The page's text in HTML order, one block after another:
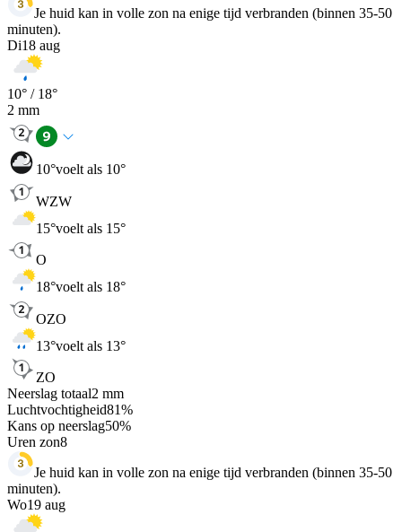
Je huid kan in volle zon na enige tijd verbranden (binnen 35-50
minuten).
Di18 aug
10° / 18°
2 mm
10°voelt als 10°
WZW
15°voelt als 15°
O
18°voelt als 18°
OZO
13°voelt als 13°
ZO
Neerslag totaal2 mm
Luchtvochtigheid81%
Kans op neerslag50%
Uren zon8
Je huid kan in volle zon na enige tijd verbranden (binnen 35-50
minuten).
Wo19 aug